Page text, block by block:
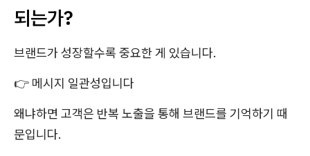
되는가?
브랜드가 성장할수록 중요한 게 있습니다.
👉 메시지 일관성입니다
왜냐하면 고객은 반복 노출을 통해 브랜드를 기억하기 때
문입니다.